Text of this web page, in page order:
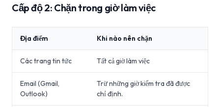
Cấp độ 2: Chặn trong giờ làm việc
Địa điểm Khi nào nên chặn
Các trang tin tức Tất cả giờ làm việc
Email (Gmail,
Outlook)
Trừ những giờ kiểm tra đã được
chỉ định.